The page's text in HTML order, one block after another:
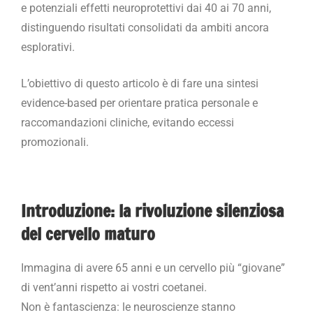
e potenziali effetti neuroprotettivi dai 40 ai 70 anni,
distinguendo risultati consolidati da ambiti ancora
esplorativi.
L’obiettivo di questo articolo è di fare una sintesi
evidence-based per orientare pratica personale e
raccomandazioni cliniche, evitando eccessi
promozionali.
Introduzione: la rivoluzione silenziosa
del cervello maturo
Immagina di avere 65 anni e un cervello più “giovane”
di vent’anni rispetto ai vostri coetanei.
Non è fantascienza: le neuroscienze stanno